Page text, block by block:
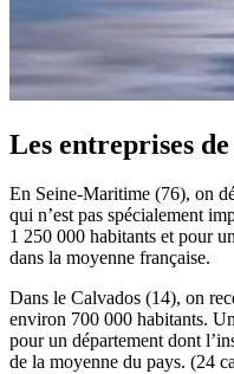
Les entreprises
En Seine-Maritime (76), on
qui n’est pas spécialement
1 250 000 habitants et pour
dans la moyenne française.
Dans le Calvados (14), on
environ 700 000 habitants.
pour un département dont
de la moyenne du pays. (24